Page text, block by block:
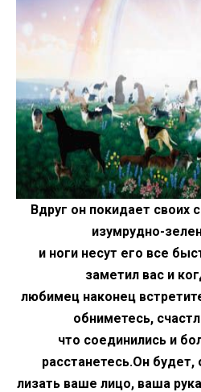
Вдруг он покидает своих
изумрудно-
и ноги несут его все
заметил вас и
любимец наконец
обниметесь,
что соединились и
расстанетесь.Он будет,
лизать ваше лицо, ваша